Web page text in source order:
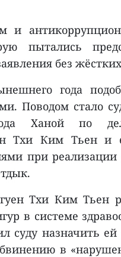
и
пытались
без
года
Поводом стало
Ханой по
Тхи Ким Тьен и
при реализации
Тхи Ким Тьен
в системе
суду назначить
в